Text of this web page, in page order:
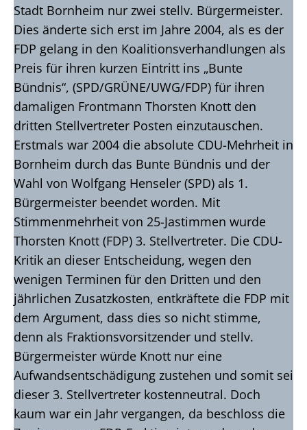
Stadt Bornheim nur zwei stellv. Bürgermeister.
Dies änderte sich erst im Jahre 2004, als es der
FDP gelang in den Koalitionsverhandlungen als
Preis für ihren kurzen Eintritt ins „Bunte
Bündnis“, (SPD/GRÜNE/UWG/FDP) für ihren
damaligen Frontmann Thorsten Knott den
dritten Stellvertreter Posten einzutauschen.
Erstmals war 2004 die absolute CDU-Mehrheit in
Bornheim durch das Bunte Bündnis und der
Wahl von Wolfgang Henseler (SPD) als 1.
Bürgermeister beendet worden. Mit
Stimmenmehrheit von 25-Jastimmen wurde
Thorsten Knott (FDP) 3. Stellvertreter. Die CDU-
Kritik an dieser Entscheidung, wegen den
wenigen Terminen für den Dritten und den
jährlichen Zusatzkosten, entkräftete die FDP mit
dem Argument, dass dies so nicht stimme,
denn als Fraktionsvorsitzender und stellv.
Bürgermeister würde Knott nur eine
Aufwandsentschädigung zustehen und somit sei
dieser 3. Stellvertreter kostenneutral. Doch
kaum war ein Jahr vergangen, da beschloss die